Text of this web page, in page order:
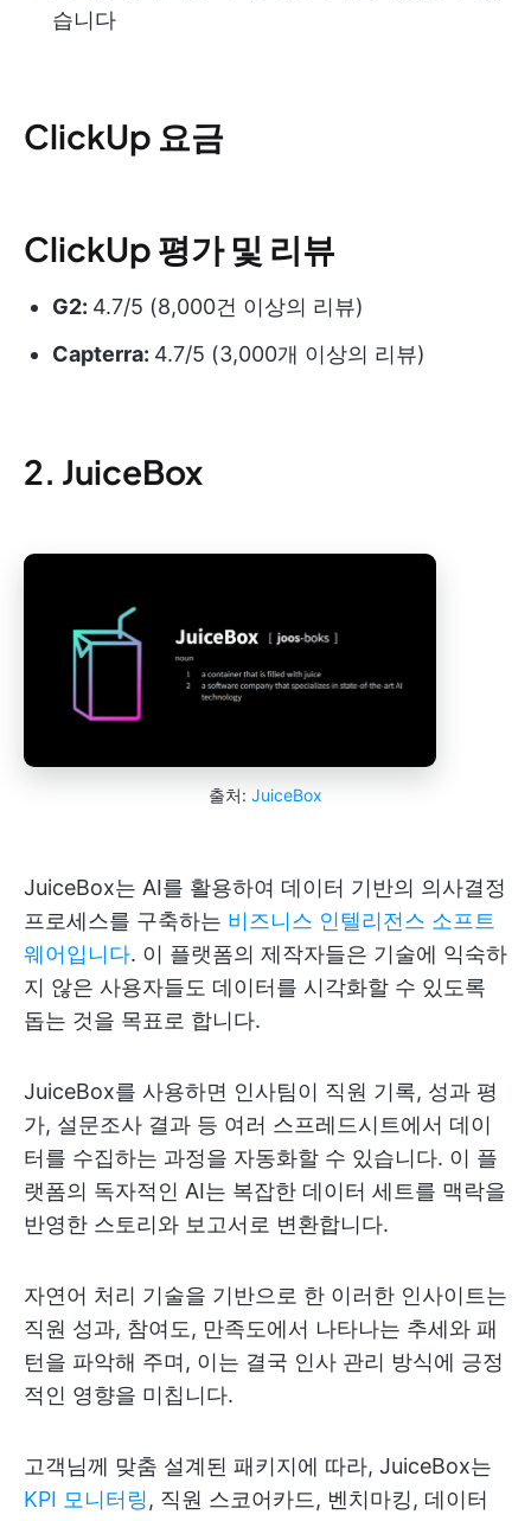
습니다
ClickUp 요금
ClickUp 평가 및 리뷰
G2: 4.7/5 (8,000건 이상의 리뷰)
Capterra: 4.7/5 (3,000개 이상의 리뷰)
2. JuiceBox
출처: JuiceBox
JuiceBox는 AI를 활용하여 데이터 기반의 의사결정
프로세스를 구축하는 비즈니스 인텔리전스 소프트
웨어입니다. 이 플랫폼의 제작자들은 기술에 익숙하
지 않은 사용자들도 데이터를 시각화할 수 있도록
돕는 것을 목표로 합니다.
JuiceBox를 사용하면 인사팀이 직원 기록, 성과 평
가, 설문조사 결과 등 여러 스프레드시트에서 데이
터를 수집하는 과정을 자동화할 수 있습니다. 이 플
랫폼의 독자적인 AI는 복잡한 데이터 세트를 맥락을
반영한 스토리와 보고서로 변환합니다.
자연어 처리 기술을 기반으로 한 이러한 인사이트는
직원 성과, 참여도, 만족도에서 나타나는 추세와 패
턴을 파악해 주며, 이는 결국 인사 관리 방식에 긍정
적인 영향을 미칩니다.
고객님께 맞춤 설계된 패키지에 따라, JuiceBox는
KPI 모니터링, 직원 스코어카드, 벤치마킹, 데이터